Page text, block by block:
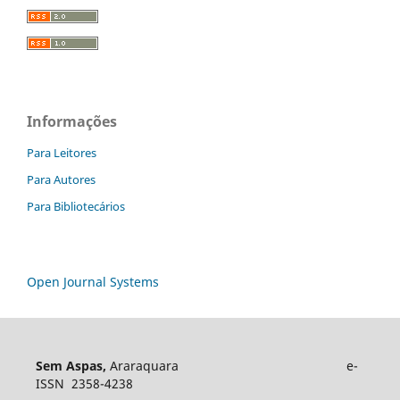
Informações
Para Leitores
Para Autores
Para Bibliotecários
Open Journal Systems
Sem Aspas, Araraquara e-
ISSN 2358-4238